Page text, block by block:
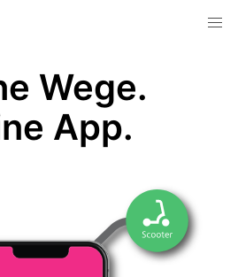
Wege.
App.